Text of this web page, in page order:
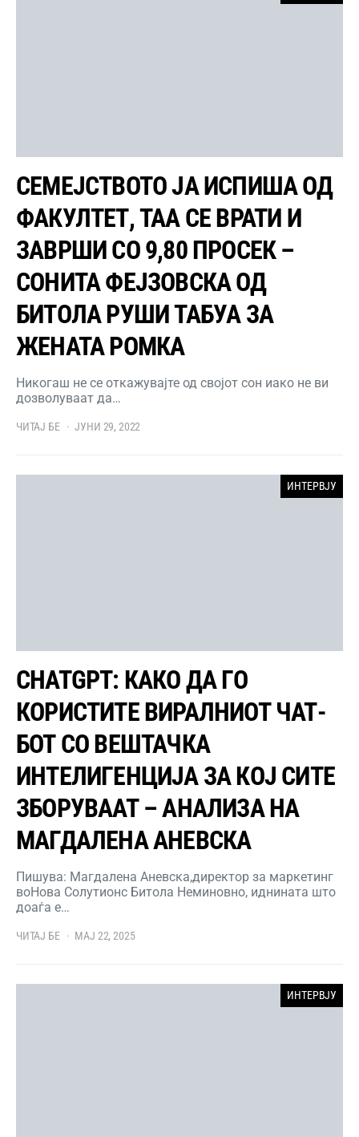
СЕМЕЈСТВОТО ЈА ИСПИША ОД
ФАКУЛТЕТ, ТАА СЕ ВРАТИ И
ЗАВРШИ СО 9,80 ПРОСЕК –
СОНИТА ФЕЈЗОВСКА ОД
БИТОЛА РУШИ ТАБУА ЗА
ЖЕНАТА РОМКА
Никогаш не се откажувајте од својот сон иако не ви
дозволуваат да…
ЧИТАЈ БЕ ЈУНИ 29, 2022
ИНТЕРВЈУ
CHATGPT: КАКО ДА ГО
КОРИСТИТЕ ВИРАЛНИОТ ЧАТ-
БОТ СО ВЕШТАЧКА
ИНТЕЛИГЕНЦИЈА ЗА КОЈ СИТЕ
ЗБОРУВААТ – АНАЛИЗА НА
МАГДАЛЕНА АНЕВСКА
Пишува: Магдалена Аневска,директор за маркетинг
воНова Солутионс Битола Неминовно, иднината што
доаѓа е…
ЧИТАЈ БЕ МАЈ 22, 2025
ИНТЕРВЈУ